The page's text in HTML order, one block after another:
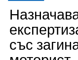
За извършеното
осъден с
лишаване от
за срок от 4
със